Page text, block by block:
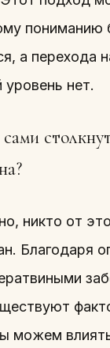
пониманию
а перехода
уровень нет.
никто от
Благодаря
можем